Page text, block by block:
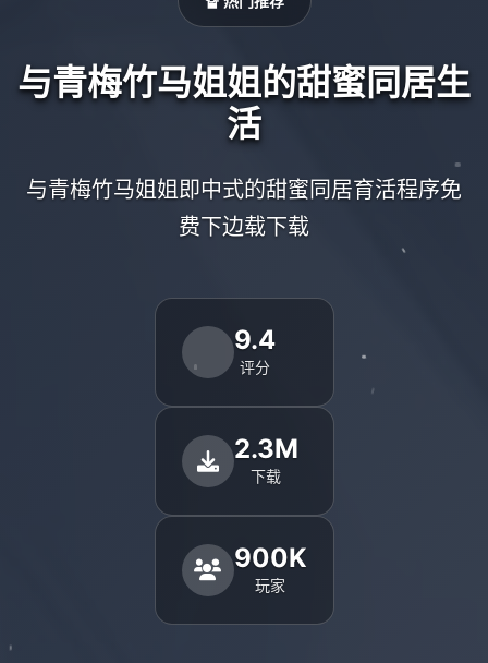
与青梅竹马姐姐的甜蜜同居生
活
与青梅竹马姐姐即中式的甜蜜同居育活程序免
费下边载下载
9.4
评分
2.3M
下载
900K
玩家